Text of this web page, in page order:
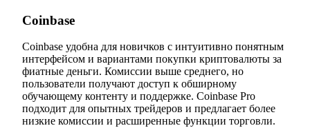
Coinbase
Coinbase удобна для новичков с интуитивно понятным
интерфейсом и вариантами покупки криптовалюты за
фиатные деньги. Комиссии выше среднего, но
пользователи получают доступ к обширному
обучающему контенту и поддержке. Coinbase Pro
подходит для опытных трейдеров и предлагает более
низкие комиссии и расширенные функции торговли.